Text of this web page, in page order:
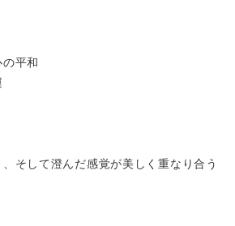
の平和
そして澄んだ感覚が美しく重なり合う